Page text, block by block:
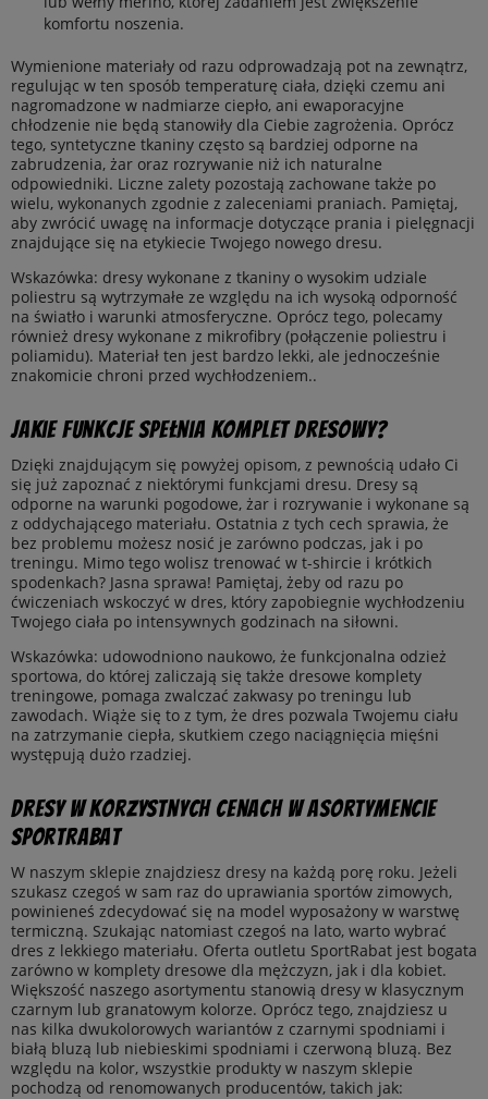
komfortu noszenia.
Wymienione materiały od razu odprowadzają pot na zewnątrz,
regulując w ten sposób temperaturę ciała, dzięki czemu ani
nagromadzone w nadmiarze ciepło, ani ewaporacyjne
chłodzenie nie będą stanowiły dla Ciebie zagrożenia. Oprócz
tego, syntetyczne tkaniny często są bardziej odporne na
zabrudzenia, żar oraz rozrywanie niż ich naturalne
odpowiedniki. Liczne zalety pozostają zachowane także po
wielu, wykonanych zgodnie z zaleceniami praniach. Pamiętaj,
aby zwrócić uwagę na informacje dotyczące prania i pielęgnacji
znajdujące się na etykiecie Twojego nowego dresu.
Wskazówka: dresy wykonane z tkaniny o wysokim udziale
poliestru są wytrzymałe ze względu na ich wysoką odporność
na światło i warunki atmosferyczne. Oprócz tego, polecamy
również dresy wykonane z mikrofibry (połączenie poliestru i
poliamidu). Materiał ten jest bardzo lekki, ale jednocześnie
znakomicie chroni przed wychłodzeniem..
Jakie funkcje spełnia komplet dresowy?
Dzięki znajdującym się powyżej opisom, z pewnością udało Ci
się już zapoznać z niektórymi funkcjami dresu. Dresy są
odporne na warunki pogodowe, żar i rozrywanie i wykonane są
z oddychającego materiału. Ostatnia z tych cech sprawia, że
bez problemu możesz nosić je zarówno podczas, jak i po
treningu. Mimo tego wolisz trenować w t-shircie i krótkich
spodenkach? Jasna sprawa! Pamiętaj, żeby od razu po
ćwiczeniach wskoczyć w dres, który zapobiegnie wychłodzeniu
Twojego ciała po intensywnych godzinach na siłowni.
Wskazówka: udowodniono naukowo, że funkcjonalna odzież
sportowa, do której zaliczają się także dresowe komplety
treningowe, pomaga zwalczać zakwasy po treningu lub
zawodach. Wiąże się to z tym, że dres pozwala Twojemu ciału
na zatrzymanie ciepła, skutkiem czego naciągnięcia mięśni
występują dużo rzadziej.
Dresy w korzystnych cenach w asortymencie
SportRabat
W naszym sklepie znajdziesz dresy na każdą porę roku. Jeżeli
szukasz czegoś w sam raz do uprawiania sportów zimowych,
powinieneś zdecydować się na model wyposażony w warstwę
termiczną. Szukając natomiast czegoś na lato, warto wybrać
dres z lekkiego materiału. Oferta outletu SportRabat jest bogata
zarówno w komplety dresowe dla mężczyzn, jak i dla kobiet.
Większość naszego asortymentu stanowią dresy w klasycznym
czarnym lub granatowym kolorze. Oprócz tego, znajdziesz u
nas kilka dwukolorowych wariantów z czarnymi spodniami i
białą bluzą lub niebieskimi spodniami i czerwoną bluzą. Bez
względu na kolor, wszystkie produkty w naszym sklepie
pochodzą od renomowanych producentów, takich jak: